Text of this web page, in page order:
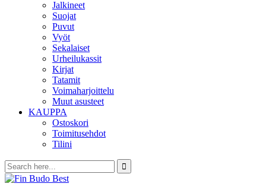
Jalkineet
Suojat
Puvut
Vyöt
Sekalaiset
Urheilukassit
Kirjat
Tatamit
Voimaharjoittelu
Muut asusteet
KAUPPA
Ostoskori
Toimitusehdot
Tilini